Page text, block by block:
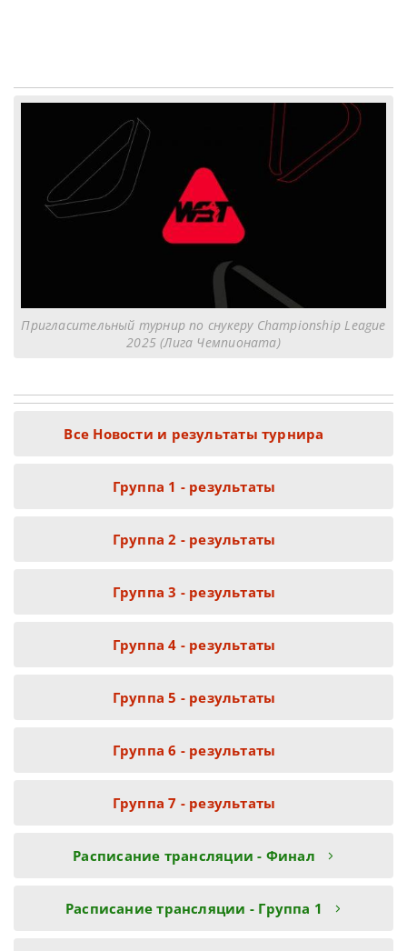
Пригласительный турнир по снукеру Championship League
2025 (Лига Чемпионата)
Все Новости и результаты турнира
Группа 1 - результаты
Группа 2 - результаты
Группа 3 - результаты
Группа 4 - результаты
Группа 5 - результаты
Группа 6 - результаты
Группа 7 - результаты
Расписание трансляции - Финал
Расписание трансляции - Группа 1